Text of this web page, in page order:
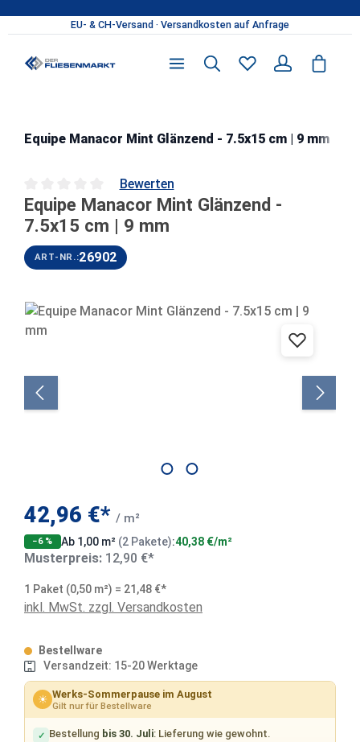
Zum Hauptinhalt springen
Equipe Manacor Mint Glänzend - 7.5x15 cm | 9 mm
Durchschnittliche Bewertung von 0 von 5 Sternen
Bewerten
Equipe Manacor Mint Glänzend -
7.5x15 cm | 9 mm
ART-NR.:26902
Bildergalerie überspringen
42,96 €* / m²
−6 % Ab 1,00 m² (2 Pakete):40,38 €/m²
Musterpreis: 12,90 €*
1 Paket (0,50 m²) = 21,48 €*
inkl. MwSt. zzgl. Versandkosten
Bestellware
Versandzeit: 15-20 Werktage
☀ Werks-Sommerpause im August
Gilt nur für Bestellware
✓ Bestellung bis 30. Juli: Lieferung wie gewohnt.